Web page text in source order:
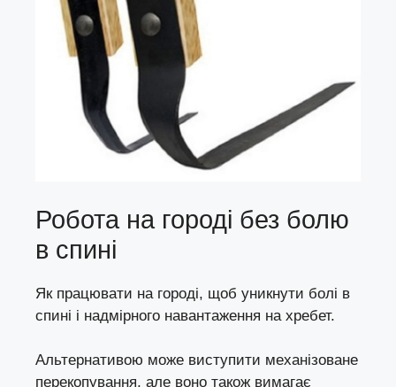
Робота на городі без болю
в спині
Як працювати на городі, щоб уникнути болі в
спині і надмірного навантаження на хребет.
Альтернативою може виступити механізоване
перекопування, але воно також вимагає